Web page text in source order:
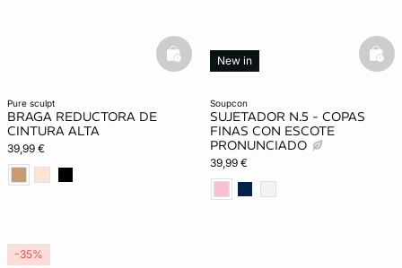
pure sculpt
BRAGA REDUCTORA DE
CINTURA ALTA
39,99 €
basketfull
soupcon
SUJETADOR N.5 - COPAS
FINAS CON ESCOTE
PRONUNCIADO
39,99 €
New in
-35%